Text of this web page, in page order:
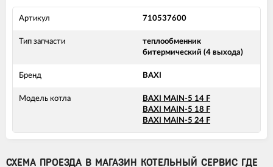
Артикул 710537600
Тип запчасти
теплообменник
битермический (4 выхода)
Бренд BAXI
Модель котла
BAXI MAIN-5 14 F
BAXI MAIN-5 18 F
BAXI MAIN-5 24 F
СХЕМА ПРОЕЗДА В МАГАЗИН КОТЕЛЬНЫЙ СЕРВИС ГДЕ